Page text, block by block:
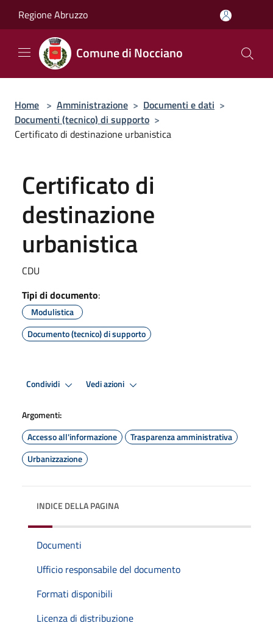
Regione Abruzzo
Comune di Nocciano
Home > Amministrazione > Documenti e dati >
Documenti (tecnico) di supporto >
Certificato di destinazione urbanistica
Certificato di
destinazione
urbanistica
CDU
Tipi di documento:
Modulistica
Documento (tecnico) di supporto
Condividi Vedi azioni
Argomenti:
Accesso all'informazione
Trasparenza amministrativa
Urbanizzazione
INDICE DELLA PAGINA
Documenti
Ufficio responsabile del documento
Formati disponibili
Licenza di distribuzione